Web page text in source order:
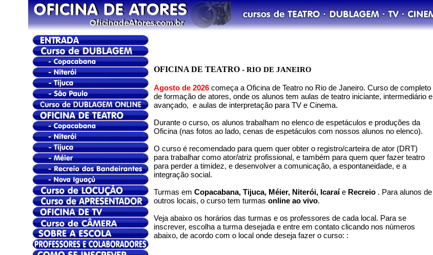
OFICINA DE TEATRO - RIO DE JANEIRO
Agosto de 2026 começa a Oficina de Teatro no Rio de Janeiro. Curso de completo
de formação de atores, onde os alunos tem aulas de teatro iniciante, intermediário e
avançado, e aulas de interpretação para TV e Cinema.
Durante o curso, os alunos trabalham no elenco de espetáculos e produções da
Oficina (nas fotos ao lado, cenas de espetáculos com nossos alunos no elenco).
O curso é recomendado para quem quer obter o registro/carteira de ator (DRT)
para trabalhar como ator/atriz profissional, e também para quem quer fazer teatro
para perder a timidez, e desenvolver a comunicação, a espontaneidade, e a
integração social.
Turmas em Copacabana, Tijuca, Méier, Niterói, Icaraíe Recreio . Para alunos de
outros locais, o curso tem turmas online ao vivo.
Veja abaixo os horários das turmas e os professores de cada local. Para se
inscrever, escolha a turma desejada e entre em contato clicando nos números
abaixo, de acordo com o local onde deseja fazer o curso: :